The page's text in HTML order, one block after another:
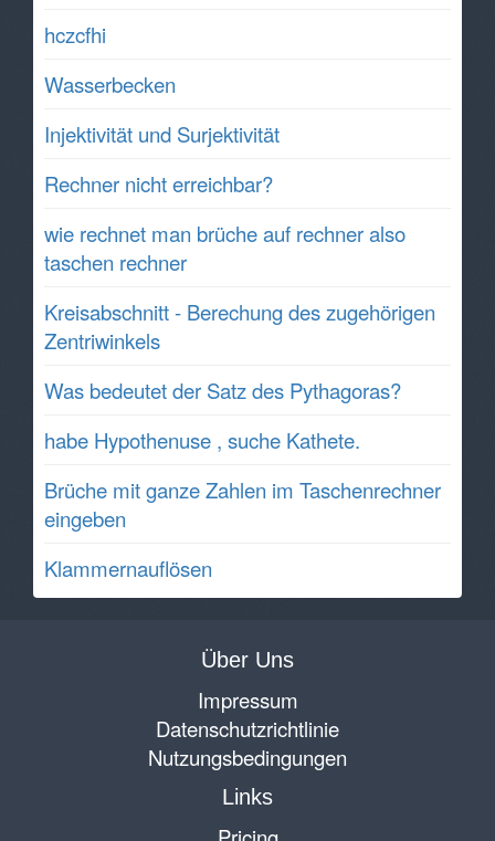
hczcfhi
Wasserbecken
Injektivität und Surjektivität
Rechner nicht erreichbar?
wie rechnet man brüche auf rechner also
taschen rechner
Kreisabschnitt - Berechung des zugehörigen
Zentriwinkels
Was bedeutet der Satz des Pythagoras?
habe Hypothenuse , suche Kathete.
Brüche mit ganze Zahlen im Taschenrechner
eingeben
Klammernauflösen
Über Uns
Impressum
Datenschutzrichtlinie
Nutzungsbedingungen
Links